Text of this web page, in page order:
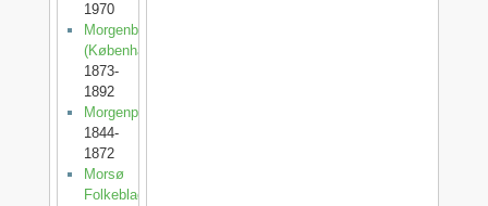
1970
Morgenbladet
(København)
1873-
1892
Morgenposten
1844-
1872
Morsø
Folkeblad